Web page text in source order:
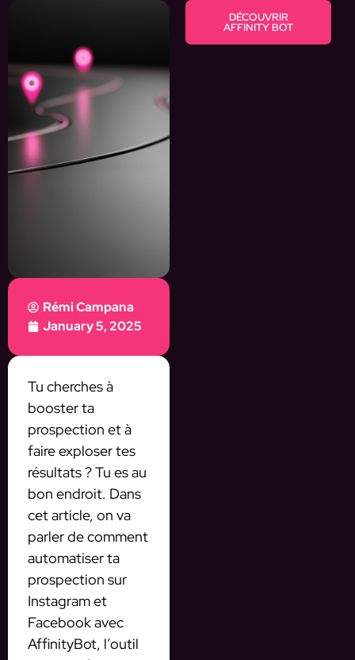
Rémi Campana
January 5, 2025
Tu cherches à
booster ta
prospection et à
faire exploser tes
résultats ? Tu es au
bon endroit. Dans
cet article, on va
parler de comment
automatiser ta
prospection sur
Instagram et
Facebook avec
AffinityBot, l’outil
DÉCOUVRIR
AFFINITY BOT